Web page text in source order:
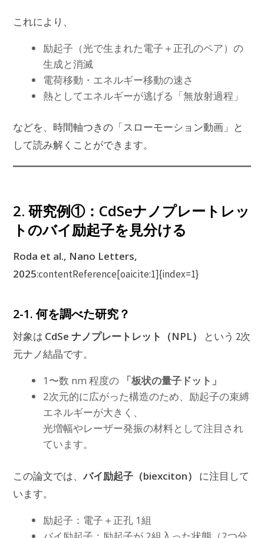
これにより、
励起子（光で生まれた電子＋正孔のペア）の
生成と消滅
電荷移動・エネルギー移動の速さ
熱としてエネルギーが逃げる「無放射過程」
などを、時間軸つきの「スローモーション動画」と
して読み解くことができます。
2. 研究例①：CdSeナノプレートレッ
トのバイ励起子を見分ける
Roda et al., Nano Letters,
2025:contentReference[oaicite:1]{index=1}
2-1. 何を調べた研究？
対象は CdSe ナノプレートレット（NPL）
という 2次
元ナノ結晶です。
1〜数 nm 程度の
「板状の量子ドット」
2次元的に広がった構造のため、励起子の束縛
エネルギーが大きく、
光増幅やレーザー発振の材料として注目され
ています。
この論文では、バイ励起子（biexciton）
に注目して
います。
励起子：電子＋正孔 1組